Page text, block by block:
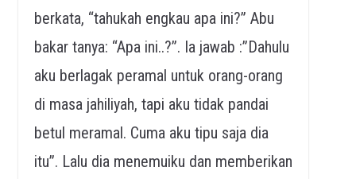
berkata, “tahukah engkau apa ini?” Abu
bakar tanya: “Apa ini..?”. Ia jawab :”Dahulu
aku berlagak peramal untuk orang-orang
di masa jahiliyah, tapi aku tidak pandai
betul meramal. Cuma aku tipu saja dia
itu”. Lalu dia menemuiku dan memberikan